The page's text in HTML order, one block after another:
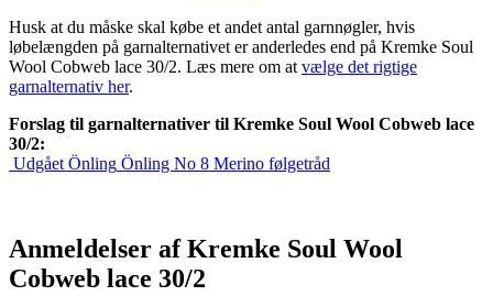
Husk at du måske skal købe et andet antal garnnøgler, hvis
løbelængden på garnalternativet er anderledes end på Kremke Soul
Wool Cobweb lace 30/2. Læs mere om at vælge det rigtige
garnalternativ her.
Forslag til garnalternativer til Kremke Soul Wool Cobweb lace
30/2:
Udgået Önling Önling No 8 Merino følgetråd
Anmeldelser af Kremke Soul Wool
Cobweb lace 30/2